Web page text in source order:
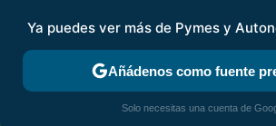
MENÚ
FISCALIDAD Y CONTABILIDAD KIT
Ya puedes ver más de Pymes y
Añádenos como fuente
Solo necesitas una cuenta de